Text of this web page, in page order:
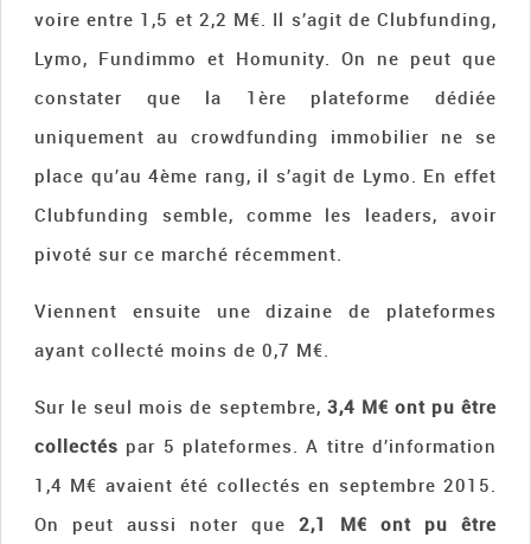
voire entre 1,5 et 2,2 M€. Il s’agit de Clubfunding,
Lymo, Fundimmo et Homunity. On ne peut que
constater que la 1ère plateforme dédiée
uniquement au crowdfunding immobilier ne se
place qu’au 4ème rang, il s’agit de Lymo. En effet
Clubfunding semble, comme les leaders, avoir
pivoté sur ce marché récemment.
Viennent ensuite une dizaine de plateformes
ayant collecté moins de 0,7 M€.
Sur le seul mois de septembre, 3,4 M€ ont pu être
collectés par 5 plateformes. A titre d’information
1,4 M€ avaient été collectés en septembre 2015.
On peut aussi noter que 2,1 M€ ont pu être